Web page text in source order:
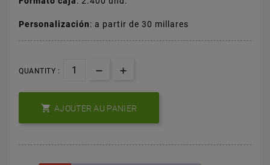
Personalización: a partir de 30 millares
QUANTITY :
 AJOUTER AU PANIER